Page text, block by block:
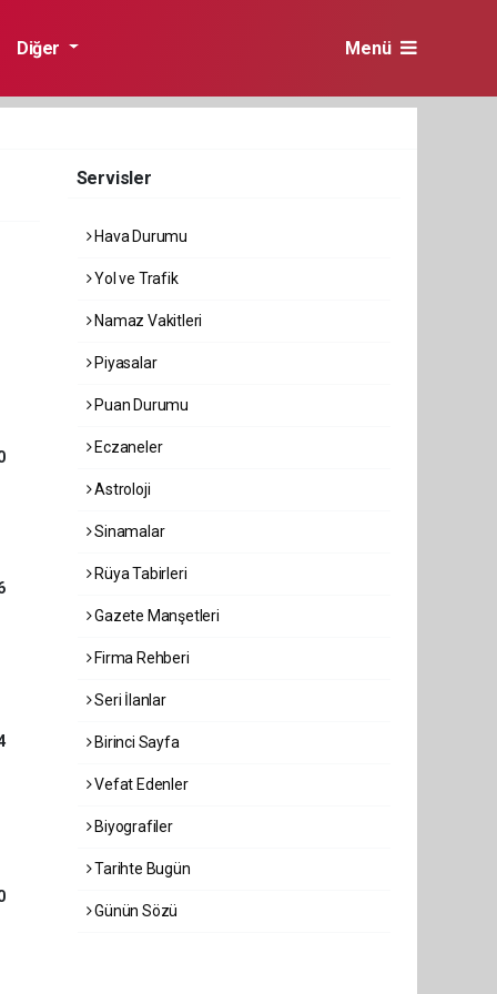
Diğer Menü
Servisler
Hava Durumu
Yol ve Trafik
Namaz Vakitleri
Piyasalar
Puan Durumu
Eczaneler
Astroloji
Sinamalar
Rüya Tabirleri
Gazete Manşetleri
Firma Rehberi
Seri İlanlar
Birinci Sayfa
Vefat Edenler
Biyografiler
Tarihte Bugün
Günün Sözü